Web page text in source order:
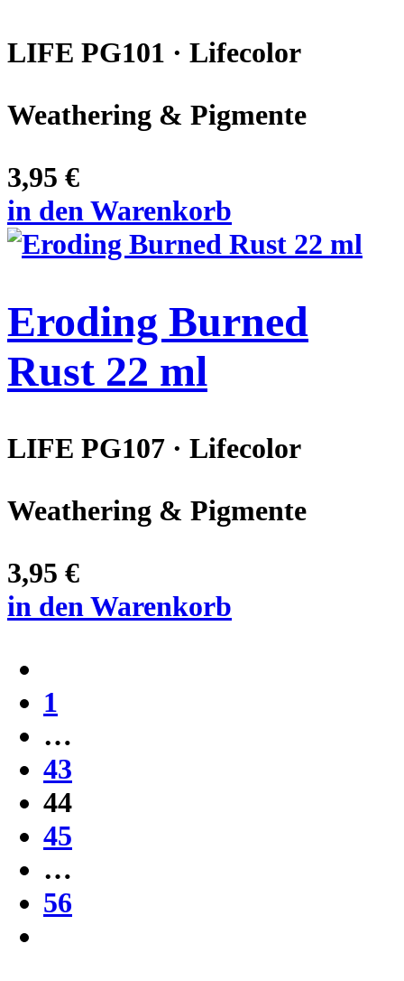
LIFE PG101 · Lifecolor
Weathering & Pigmente
3,95 €
in den Warenkorb
Eroding Burned
Rust 22 ml
LIFE PG107 · Lifecolor
Weathering & Pigmente
3,95 €
in den Warenkorb
1
…
43
44
45
…
56